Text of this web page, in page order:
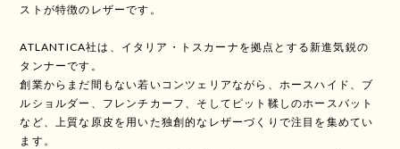
ストが特徴のレザーです。
ATLANTICA社は、イタリア・トスカーナを拠点とする新進気鋭の
タンナーです。
創業からまだ間もない若いコンツェリアながら、ホースハイド、ブ
ルショルダー、フレンチカーフ、そしてピット鞣しのホースバット
など、上質な原皮を用いた独創的なレザーづくりで注目を集めてい
ます。